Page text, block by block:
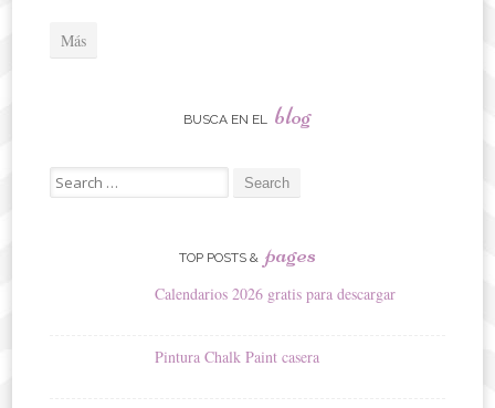
Más
BUSCA EN EL blog
Search
for:
TOP POSTS & pages
Calendarios 2026 gratis para descargar
Pintura Chalk Paint casera